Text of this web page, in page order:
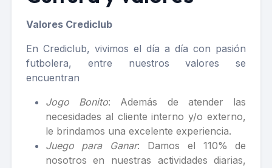
Valores Crediclub
En Crediclub, vivimos el día a día con pasión
futbolera, entre nuestros valores se
encuentran
Jogo Bonito: Además de atender las
necesidades al cliente interno y/o externo,
le brindamos una excelente experiencia.
Juego para Ganar: Damos el 110% de
nosotros en nuestras actividades diarias,